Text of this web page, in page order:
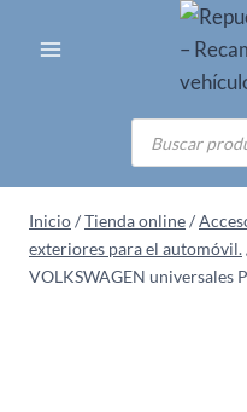
Búsqueda
de
productos
Inicio/Tienda online/
exteriores para el automóvil.
VOLKSWAGEN universales